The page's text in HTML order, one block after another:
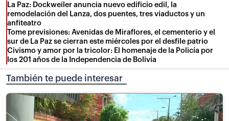
La Paz: Dockweiler anuncia nuevo edificio edil, la
remodelación del Lanza, dos puentes, tres viaductos y un
anfiteatro
Tome previsiones: Avenidas de Miraflores, el cementerio y el
sur de La Paz se cierran este miércoles por el desfile patrio
Civismo y amor por la tricolor: El homenaje de la Policía por
los 201 años de la Independencia de Bolivia
También te puede interesar